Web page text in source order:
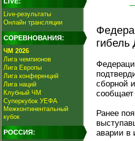
Live-результаты
Онлайн трансляции
СОРЕВНОВАНИЯ:
ЧМ 2026
Лига чемпионов
Лига Европы
Лига конференций
Лига наций
Клубный ЧМ
Суперкубок УЕФА
Межконтинентальный
кубок
РОССИЯ:
сборной
Ранее
аварии в